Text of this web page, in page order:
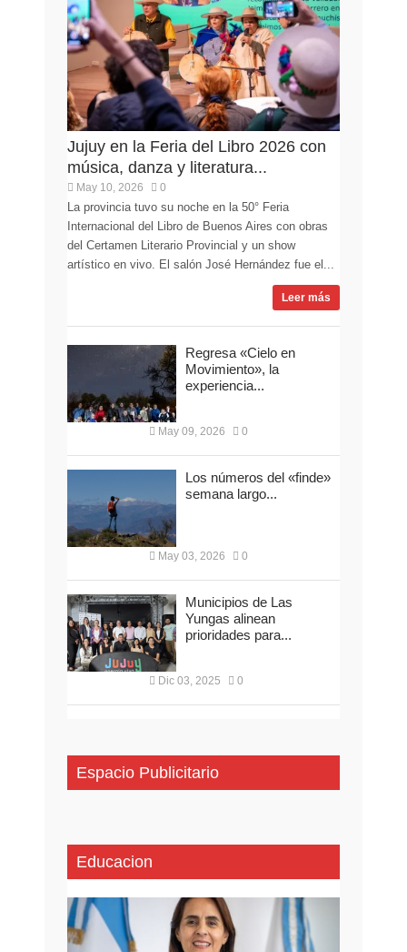
Jujuy en la Feria del Libro 2026 con
música, danza y literatura...
May 10, 2026 0
La provincia tuvo su noche en la 50° Feria
Internacional del Libro de Buenos Aires con obras
del Certamen Literario Provincial y un show
artístico en vivo. El salón José Hernández fue el...
Leer más
Regresa «Cielo en
Movimiento», la
experiencia...
May 09, 2026 0
Los números del «finde»
semana largo...
May 03, 2026 0
Municipios de Las
Yungas alinean
prioridades para...
Dic 03, 2025 0
Espacio Publicitario
Educacion